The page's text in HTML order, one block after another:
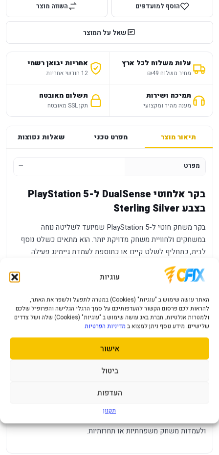
עוגיות
האתר עושה שימוש ב "עוגיות" (Cookies) במטרה לתפעל ולשפר את האתר,
להראות לכם פרסום הקשור להעדפותיכם על סמך הרגלי הגלישה והפרופיל שלכם
ולמטרות אנלטיות. חברת באג עושה שימוש ב "עוגיות" (Cookies) שלה ושל צדדים
שלישיים. מידע נוסף ניתן למצוא ב מדיניות הפרטיות
אישור
ביטול
העדפות
תקנון
הוסף למועדפים השווה מוצר
שאל על המוצר
עלות משלוח לכל ארץ
מחיר משלוח ₪49
אחריות יבואן רשמי
12 חודשי אחריות
תמיכה ושירות
מענה מהיר ומקצועי
תשלום מאובטח
תקן SSL מאובטח
תיאור מוצר מפרט טכני שאלות נפוצות
מפרט —
בקר אלחוטי DualSense ל-PlayStation 5
בצבע Sterling Silver
בקר משחק חוטי ל-PlayStation 5 שמיועד לשליטה נוחה
במשחקים ולחוויית משחק מדויקת יותר. הוא מתאים כשלט נוסף
לבית, כתחליף לשלט קיים או כתוספת לעמדת גיימינג פעילה.
יתרונות מרכזיים
תואם ל-PlayStation 5 לפי שם המוצר והקטגוריה.
גוון כסוף Sterling Silver מאפשר התאמה לעיצוב העמדה או
להעדפה אישית.
שימושי למשחק זוגי, למשפחה או להחזקת בקר נוסף זמין
מתאים לגיימרים שרוצים שליטה יציבה ונוחה בלי להסתבך עם
ולעמדות משחק משפחתיות או תחרותיות.